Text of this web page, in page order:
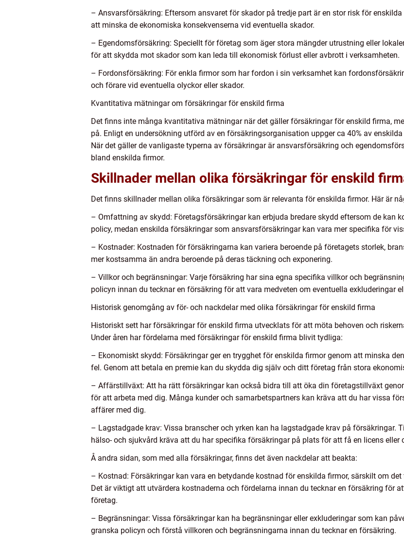
– Ansvarsförsäkring: Eftersom ansvaret för skador på tredje part är en stor risk för
att minska de ekonomiska konsekvenserna vid eventuella skador.
– Egendomsförsäkring: Speciellt för företag som äger stora mängder utrustning eller
för att skydda mot skador som kan leda till ekonomisk förlust eller avbrott i verksamheten.
– Fordonsförsäkring: För enkla firmor som har fordon i sin verksamhet kan
och förare vid eventuella olyckor eller skador.
Kvantitativa mätningar om försäkringar för enskild firma
Det finns inte många kvantitativa mätningar när det gäller försäkringar för enskild firma,
på. Enligt en undersökning utförd av en försäkringsorganisation uppger ca 40% av
När det gäller de vanligaste typerna av försäkringar är ansvarsförsäkring och
bland enskilda firmor.
Skillnader mellan olika försäkringar för enskild
Det finns skillnader mellan olika försäkringar som är relevanta för enskilda firmor. Här är
– Omfattning av skydd: Företagsförsäkringar kan erbjuda bredare skydd eftersom de kan
policy, medan enskilda försäkringar som ansvarsförsäkringar kan vara mer specifika för
– Kostnader: Kostnaden för försäkringarna kan variera beroende på företagets storlek,
mer kostsamma än andra beroende på deras täckning och exponering.
– Villkor och begränsningar: Varje försäkring har sina egna specifika villkor och
policyn innan du tecknar en försäkring för att vara medveten om eventuella exkluderingar
Historisk genomgång av för- och nackdelar med olika försäkringar för enskild firma
Historiskt sett har försäkringar för enskild firma utvecklats för att möta behoven och
Under åren har fördelarna med försäkringar för enskild firma blivit tydliga:
– Ekonomiskt skydd: Försäkringar ger en trygghet för enskilda firmor genom att minska
fel. Genom att betala en premie kan du skydda dig själv och ditt företag från stora
– Affärstillväxt: Att ha rätt försäkringar kan också bidra till att öka din företagstillväxt
för att arbeta med dig. Många kunder och samarbetspartners kan kräva att du har vissa
affärer med dig.
– Lagstadgade krav: Vissa branscher och yrken kan ha lagstadgade krav på försäkringar.
hälso- och sjukvård kräva att du har specifika försäkringar på plats för att få en licens eller
Å andra sidan, som med alla försäkringar, finns det även nackdelar att beakta:
– Kostnad: Försäkringar kan vara en betydande kostnad för enskilda firmor, särskilt om
Det är viktigt att utvärdera kostnaderna och fördelarna innan du tecknar en försäkring för
företag.
– Begränsningar: Vissa försäkringar kan ha begränsningar eller exkluderingar som kan
granska policyn och förstå villkoren och begränsningarna innan du tecknar en försäkring.